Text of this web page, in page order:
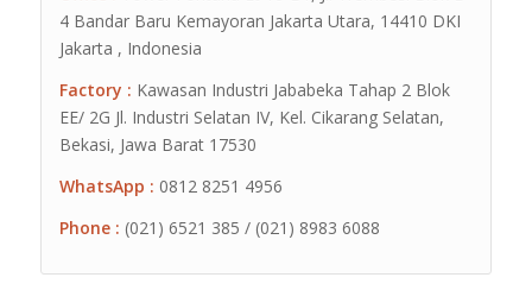
4 Bandar Baru Kemayoran Jakarta Utara, 14410 DKI
Jakarta , Indonesia
Factory : Kawasan Industri Jababeka Tahap 2 Blok
EE/ 2G Jl. Industri Selatan IV, Kel. Cikarang Selatan,
Bekasi, Jawa Barat 17530
WhatsApp : 0812 8251 4956
Phone : (021) 6521 385 / (021) 8983 6088